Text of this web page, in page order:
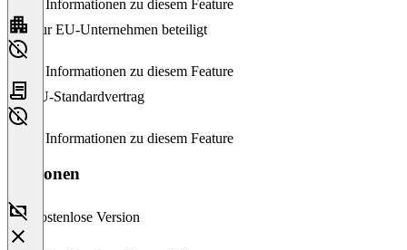
Keine Informationen zu diesem Feature
Nur EU-Unternehmen beteiligt
Keine Informationen zu diesem Feature
EU-Standardvertrag
Keine Informationen zu diesem Feature
Versionen
Kostenlose Version